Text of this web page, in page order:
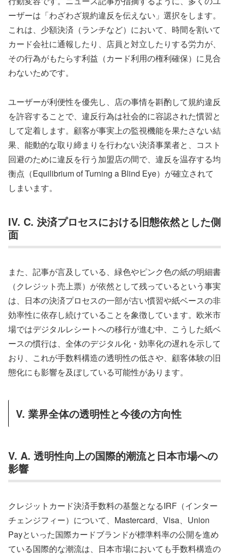
ーザーは「わざわざ規約違反を伝えない」選択をします。
これは、少額決済（ランチなど）において、時間を割いて
カード会社に通報したり、店員と対立したりする労力が、
その行為がもたらす利益（カード利用の権利確保）に見合
わないためです。
ユーザーが利便性を優先し、店の事情を斟酌して規約違反
を許容することで、違反行為は社会的に容認された慣習と
して定着します。顧客が事実上の監視機能を果たさない結
果、能動的な取り締まりを行わない決済事業者と、コスト
回避のために違反を行う加盟店の間で、違反を温存する均
衡点（Equilibrium of Turning a Blind Eye）が確立されて
しまいます。
IV. C. 決済プロセスにおける旧態依然とした側
面
また、記事が言及している、緑色やピンク色の紙の明細書
（クレジット売上票）が依然として残っているという事実
は、日本の決済プロセスの一部が古い慣習や紙ベースの非
効率性に依存し続けていることを象徴しています。欧米市
場ではデジタルレシートへの移行が進む中、こうした紙ベ
ースの慣行は、全体のデジタル化・効率化の遅れを示して
おり、これが手数料構造の透明性の低さや、顧客体験の旧
態化にも影響を及ぼしている可能性があります。
V. 業界全体の透明性と今後の方向性
V. A. 透明性向上の国際的潮流と日本市場への
影響
クレジットカード決済手数料の基盤となるIRF（インター
チェンジフィー）について、Mastercard、Visa、Union
Payといった国際カードブランドが標準料率の公開を進め
ている国際的な潮流は、日本市場においても手数料構造の